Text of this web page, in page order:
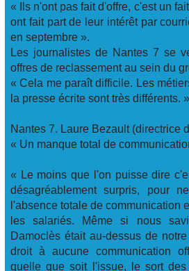
« Ils n'ont pas fait d'offre, c'est un
ont fait part de leur intérêt par
en septembre ».
Les journalistes de Nantes 7 se
offres de reclassement au sein du
« Cela me paraît difficile. Les
la presse écrite sont très différents.
Nantes 7. Laure Bezault (directrice
« Un manque total de
« Le moins que l'on puisse dire
désagréablement surpris, pour
l'absence totale de communication
les salariés. Même si nous
Damoclès était au-dessus de
droit à aucune communication
quelle que soit l'issue, le sort